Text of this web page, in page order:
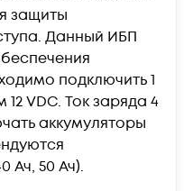
защиты
Данный ИБП
подключить 1
VDC. Ток заряда 4
аккумуляторы
Ач, 50 Ач).